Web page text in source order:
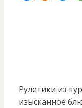
Рулетики из
изысканное